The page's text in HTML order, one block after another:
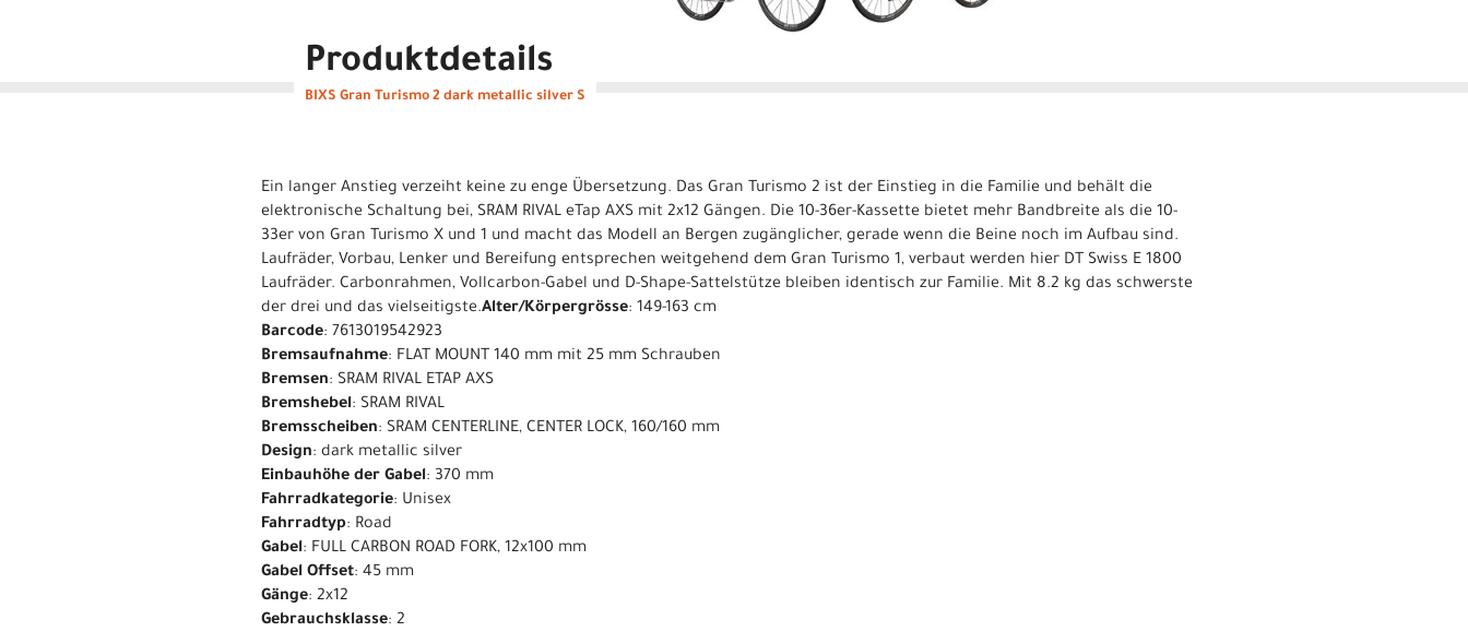
Produktdetails
BIXS Gran Turismo 2 dark metallic silver S
Ein langer Anstieg verzeiht keine zu enge Übersetzung. Das Gran Turismo 2 ist der Einstieg in die Familie und behält die
elektronische Schaltung bei, SRAM RIVAL eTap AXS mit 2x12 Gängen. Die 10-36er-Kassette bietet mehr Bandbreite als die 10-
33er von Gran Turismo X und 1 und macht das Modell an Bergen zugänglicher, gerade wenn die Beine noch im Aufbau sind.
Laufräder, Vorbau, Lenker und Bereifung entsprechen weitgehend dem Gran Turismo 1, verbaut werden hier DT Swiss E 1800
Laufräder. Carbonrahmen, Vollcarbon-Gabel und D-Shape-Sattelstütze bleiben identisch zur Familie. Mit 8.2 kg das schwerste
der drei und das vielseitigste.Alter/Körpergrösse: 149-163 cm
Barcode: 7613019542923
Bremsaufnahme: FLAT MOUNT 140 mm mit 25 mm Schrauben
Bremsen: SRAM RIVAL ETAP AXS
Bremshebel: SRAM RIVAL
Bremsscheiben: SRAM CENTERLINE, CENTER LOCK, 160/160 mm
Design: dark metallic silver
Einbauhöhe der Gabel: 370 mm
Fahrradkategorie: Unisex
Fahrradtyp: Road
Gabel: FULL CARBON ROAD FORK, 12x100 mm
Gabel Offset: 45 mm
Gänge: 2x12
Gebrauchsklasse: 2